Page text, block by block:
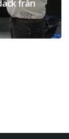
från